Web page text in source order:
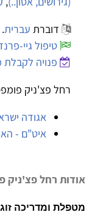
דוברת עברית.
טיפול גיי-
פנויה
רחל פצ'ניק
אגודה
איט"ם -
אודות רחל פצ'ניק
מטפלת ומדריכה